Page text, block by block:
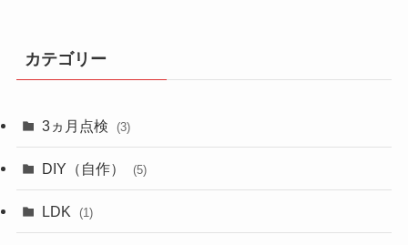
カテゴリー
3ヵ月点検 (3)
DIY（自作） (5)
LDK (1)